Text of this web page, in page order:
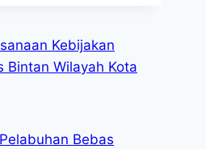
Kebijakan
Bintan Wilayah Kota
Bebas